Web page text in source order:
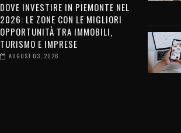
DOVE INVESTIRE IN PIEMONTE NEL
2026: LE ZONE CON LE MIGLIORI
OPPORTUNITÀ TRA IMMOBILI,
TURISMO E IMPRESE
AUGUST 03, 2026